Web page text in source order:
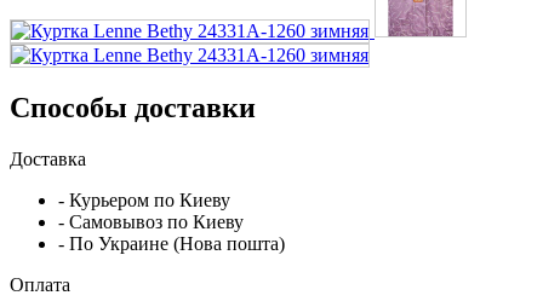
Способы доставки
Доставка
- Курьером по Киеву
- Самовывоз по Киеву
- По Украине (Нова пошта)
Оплата